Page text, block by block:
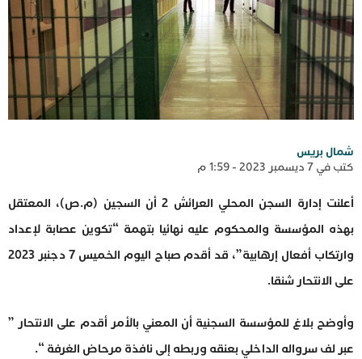
شمال بريس
كتب في 7 ديسمبر 2023 - 1:59 م
أعلنت إدارة السجن المحلي العرائش 2 أن السجين (م.ص)، المعتقل
بهذه المؤسسة والمحكوم عليه نهائيا بتهمة “تكوين عصابة لإعداد
وارتكاب أفعال إرهابية”، قد أقدم صباح اليوم الخميس 7 دجنبر 2023
على الانتحار شنقا.
وأوضح بلاغ للمؤسسة السجنية أن المعني بالأمر أقدم على الانتحار ”
عبر لف سرواله الداخلي بعنقه وربطه إلى نافذة مرحاض الغرفة “.